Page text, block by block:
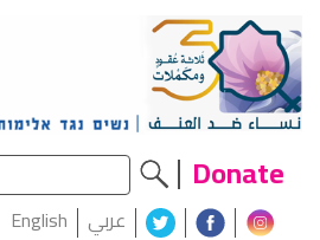
Donate
عربي English